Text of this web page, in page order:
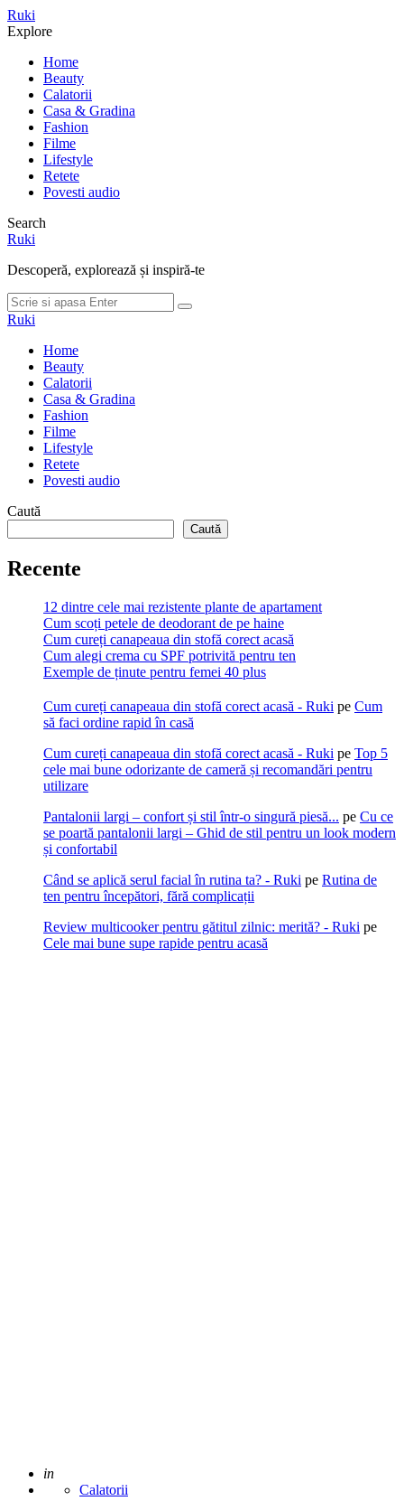
Meniu
Ruki
Cauta
Explore
Home
Beauty
Calatorii
Casa & Gradina
Fashion
Filme
Lifestyle
Retete
Povesti audio
Search
Ruki
Descoperă, explorează și inspiră-te
Cauta
dupa:
Cauta
Ruki
Home
Beauty
Calatorii
Casa & Gradina
Fashion
Filme
Lifestyle
Retete
Povesti audio
Caută
Caută
Recente
12 dintre cele mai rezistente plante de apartament
Cum scoți petele de deodorant de pe haine
Cum cureți canapeaua din stofă corect acasă
Cum alegi crema cu SPF potrivită pentru ten
Exemple de ținute pentru femei 40 plus
Cum cureți canapeaua din stofă corect acasă - Ruki pe Cum
să faci ordine rapid în casă
Cum cureți canapeaua din stofă corect acasă - Ruki pe Top 5
cele mai bune odorizante de cameră și recomandări pentru
utilizare
Pantalonii largi – confort și stil într-o singură piesă... pe Cu ce
se poartă pantalonii largi – Ghid de stil pentru un look modern
și confortabil
Când se aplică serul facial în rutina ta? - Ruki pe Rutina de
ten pentru începători, fără complicații
Review multicooker pentru gătitul zilnic: merită? - Ruki pe
Cele mai bune supe rapide pentru acasă
Adaugat
in
Calatorii